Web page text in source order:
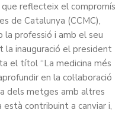
reflecteix el compromís
de Catalunya (CCMC),
la professió i amb el seu
la inauguració el president
el títol “La medicina més
en la col·laboració
dels metges amb altres
està contribuint a canviar i,